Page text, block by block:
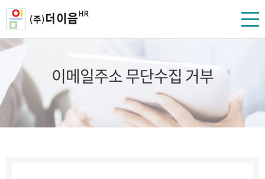
이메일주소 무단수집 거부